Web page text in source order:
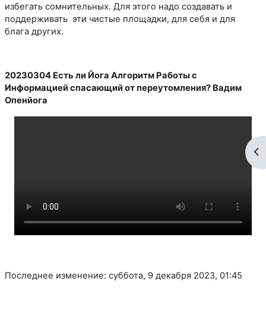
избегать сомнительных. Для этого надо создавать и
поддерживать эти чистые площадки, для себя и для
блага других.
20230304 Есть ли Йога Алгоритм Работы с
Информацией спасающий от переутомления? Вадим
Опенйога
Последнее изменение: суббота, 9 декабря 2023, 01:45